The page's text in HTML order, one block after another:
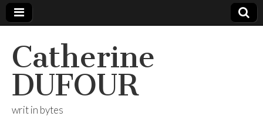
Catherine
DUFOUR
writ in bytes